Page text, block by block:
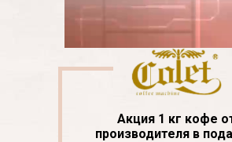
Акция 1 кг кофе
производителя в